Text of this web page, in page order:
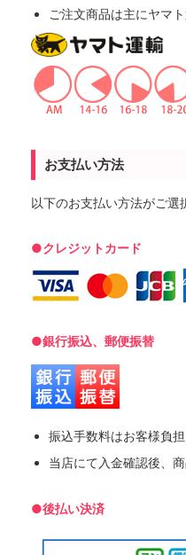
ご注文商品は主にヤマ
お支払い方法
以下のお支払い方法がご選
●クレジットカード
●銀行振込、郵便振替
振込手数料はお客様負担
当店にて入金確認後、
●後払い決済